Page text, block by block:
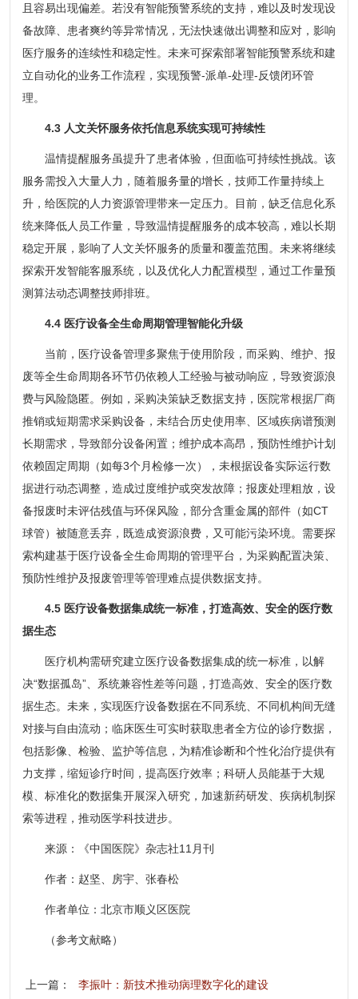
且容易出现偏差。若没有智能预警系统的支持，难以及时发现设
备故障、患者爽约等异常情况，无法快速做出调整和应对，影响
医疗服务的连续性和稳定性。未来可探索部署智能预警系统和建
立自动化的业务工作流程，实现预警-派单-处理-反馈闭环管
理。
4.3 人文关怀服务依托信息系统实现可持续性
温情提醒服务虽提升了患者体验，但面临可持续性挑战。该
服务需投入大量人力，随着服务量的增长，技师工作量持续上
升，给医院的人力资源管理带来一定压力。目前，缺乏信息化系
统来降低人员工作量，导致温情提醒服务的成本较高，难以长期
稳定开展，影响了人文关怀服务的质量和覆盖范围。未来将继续
探索开发智能客服系统，以及优化人力配置模型，通过工作量预
测算法动态调整技师排班。
4.4 医疗设备全生命周期管理智能化升级
当前，医疗设备管理多聚焦于使用阶段，而采购、维护、报
废等全生命周期各环节仍依赖人工经验与被动响应，导致资源浪
费与风险隐匿。例如，采购决策缺乏数据支持，医院常根据厂商
推销或短期需求采购设备，未结合历史使用率、区域疾病谱预测
长期需求，导致部分设备闲置；维护成本高昂，预防性维护计划
依赖固定周期（如每3个月检修一次），未根据设备实际运行数
据进行动态调整，造成过度维护或突发故障；报废处理粗放，设
备报废时未评估残值与环保风险，部分含重金属的部件（如CT
球管）被随意丢弃，既造成资源浪费，又可能污染环境。需要探
索构建基于医疗设备全生命周期的管理平台，为采购配置决策、
预防性维护及报废管理等管理难点提供数据支持。
4.5 医疗设备数据集成统一标准，打造高效、安全的医疗数
据生态
医疗机构需研究建立医疗设备数据集成的统一标准，以解
决“数据孤岛”、系统兼容性差等问题，打造高效、安全的医疗数
据生态。未来，实现医疗设备数据在不同系统、不同机构间无缝
对接与自由流动；临床医生可实时获取患者全方位的诊疗数据，
包括影像、检验、监护等信息，为精准诊断和个性化治疗提供有
力支撑，缩短诊疗时间，提高医疗效率；科研人员能基于大规
模、标准化的数据集开展深入研究，加速新药研发、疾病机制探
索等进程，推动医学科技进步。
来源：《中国医院》杂志社11月刊
作者：赵坚、房宇、张春松
作者单位：北京市顺义区医院
（参考文献略）
上一篇： 李振叶：新技术推动病理数字化的建设